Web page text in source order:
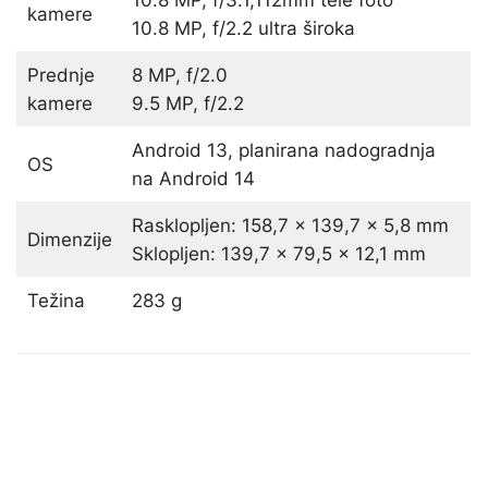
kamere
10.8 MP, f/2.2 ultra široka
Prednje
kamere
8 MP, f/2.0
9.5 MP, f/2.2
OS
Android 13, planirana nadogradnja
na Android 14
Dimenzije
Rasklopljen: 158,7 x 139,7 x 5,8 mm
Sklopljen: 139,7 x 79,5 x 12,1 mm
Težina 283 g